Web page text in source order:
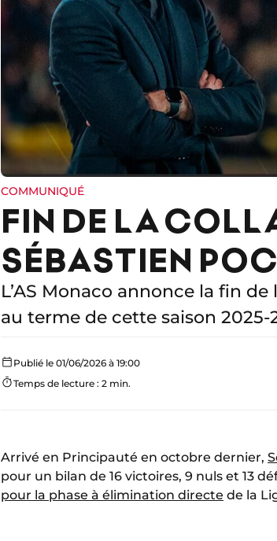
COMMUNIQUÉ
FIN DE LA
SÉBASTIEN
L’AS Monaco annonce la fin
au terme de cette saison 2025-
Publié le 01/06/2026 à 19:00
Temps de lecture : 2 min.
Arrivé en Principauté en octobre dernier,
pour un bilan de 16 victoires, 9 nuls et 13
pour la phase à élimination directe de la